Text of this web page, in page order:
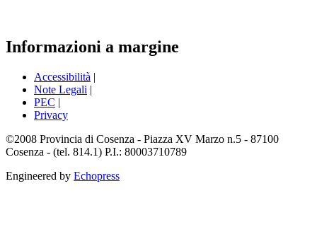
Informazioni a margine
Accessibilità |
Note Legali |
PEC |
Privacy
©2008 Provincia di Cosenza - Piazza XV Marzo n.5 - 87100
Cosenza - (tel. 814.1) P.I.: 80003710789
Engineered by Echopress